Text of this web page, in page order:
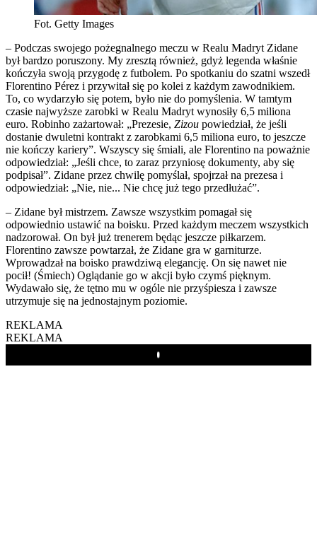
Fot. Getty Images
– Podczas swojego pożegnalnego meczu w Realu Madryt Zidane
był bardzo poruszony. My zresztą również, gdyż legenda właśnie
kończyła swoją przygodę z futbolem. Po spotkaniu do szatni wszedł
Florentino Pérez i przywitał się po kolei z każdym zawodnikiem.
To, co wydarzyło się potem, było nie do pomyślenia. W tamtym
czasie najwyższe zarobki w Realu Madryt wynosiły 6,5 miliona
euro. Robinho zażartował: „Prezesie, Zizou powiedział, że jeśli
dostanie dwuletni kontrakt z zarobkami 6,5 miliona euro, to jeszcze
nie kończy kariery”. Wszyscy się śmiali, ale Florentino na poważnie
odpowiedział: „Jeśli chce, to zaraz przyniosę dokumenty, aby się
podpisał”. Zidane przez chwilę pomyślał, spojrzał na prezesa i
odpowiedział: „Nie, nie... Nie chcę już tego przedłużać”.
– Zidane był mistrzem. Zawsze wszystkim pomagał się
odpowiednio ustawić na boisku. Przed każdym meczem wszystkich
nadzorował. On był już trenerem będąc jeszcze piłkarzem.
Florentino zawsze powtarzał, że Zidane gra w garniturze.
Wprowadzał na boisko prawdziwą elegancję. On się nawet nie
pocił! (Śmiech) Oglądanie go w akcji było czymś pięknym.
Wydawało się, że tętno mu w ogóle nie przyśpiesza i zawsze
utrzymuje się na jednostajnym poziomie.
REKLAMA
REKLAMA
Play